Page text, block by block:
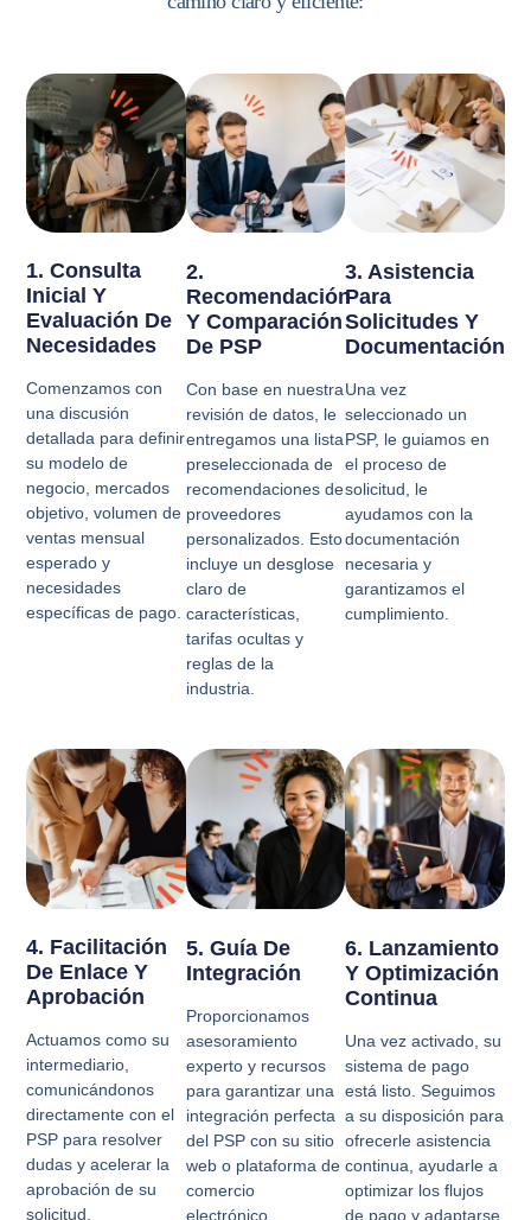
1. Consulta
Inicial Y
Evaluación De
Necesidades
Comenzamos con
una discusión
detallada para definir
su modelo de
negocio, mercados
objetivo, volumen de
ventas mensual
esperado y
necesidades
específicas de pago.
2.
Recomendación
Y Comparación
De PSP
Con base en nuestra
revisión de datos, le
entregamos una lista
preseleccionada de
recomendaciones de
proveedores
personalizados. Esto
incluye un desglose
claro de
características,
tarifas ocultas y
reglas de la
industria.
3. Asistencia
Para
Solicitudes Y
Documentación
Una vez
seleccionado un
PSP, le guiamos en
el proceso de
solicitud, le
ayudamos con la
documentación
necesaria y
garantizamos el
cumplimiento.
4. Facilitación
De Enlace Y
Aprobación
Actuamos como su
intermediario,
comunicándonos
directamente con el
PSP para resolver
dudas y acelerar la
aprobación de su
solicitud.
5. Guía De
Integración
Proporcionamos
asesoramiento
experto y recursos
para garantizar una
integración perfecta
del PSP con su sitio
web o plataforma de
comercio
electrónico.
6. Lanzamiento
Y Optimización
Continua
Una vez activado, su
sistema de pago
está listo. Seguimos
a su disposición para
ofrecerle asistencia
continua, ayudarle a
optimizar los flujos
de pago y adaptarse